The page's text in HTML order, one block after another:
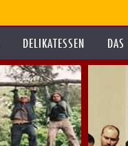
DELIKATESSEN